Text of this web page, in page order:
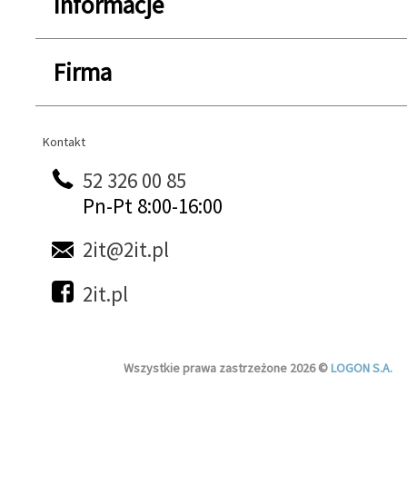
Firma
Kontakt
Kontakt
52 326 00 85
Pn-Pt 8:00-16:00
2it@2it.pl
2it.pl
Wszystkie prawa zastrzeżone 2026 ©LOGON S.A.